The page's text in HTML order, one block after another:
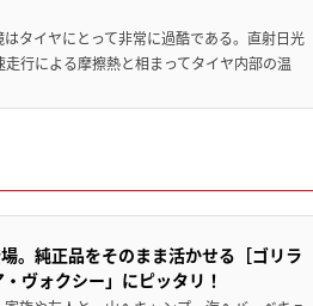
タイヤにとって非常に過酷である。直射日光
行による摩擦熱と相まってタイヤ内部の温
。純正品をそのまま活かせる［ゴリラ
ヴォクシー」にピッタリ！